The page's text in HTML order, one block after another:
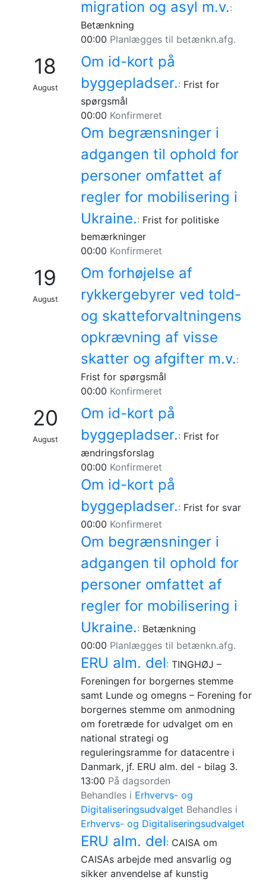
migration og asyl m.v.:
Betænkning
00:00 Planlægges til betænkn.afg.
18
August
Om id-kort på
byggepladser.: Frist for
spørgsmål
00:00 Konfirmeret
Om begrænsninger i
adgangen til ophold for
personer omfattet af
regler for mobilisering i
Ukraine.: Frist for politiske
bemærkninger
00:00 Konfirmeret
19
August
Om forhøjelse af
rykkergebyrer ved told-
og skatteforvaltningens
opkrævning af visse
skatter og afgifter m.v.:
Frist for spørgsmål
00:00 Konfirmeret
20
August
Om id-kort på
byggepladser.: Frist for
ændringsforslag
00:00 Konfirmeret
Om id-kort på
byggepladser.: Frist for svar
00:00 Konfirmeret
Om begrænsninger i
adgangen til ophold for
personer omfattet af
regler for mobilisering i
Ukraine.: Betænkning
00:00 Planlægges til betænkn.afg.
ERU alm. del: TINGHØJ –
Foreningen for borgernes stemme
samt Lunde og omegns – Forening for
borgernes stemme om anmodning
om foretræde for udvalget om en
national strategi og
reguleringsramme for datacentre i
Danmark, jf. ERU alm. del - bilag 3.
13:00 På dagsorden
Behandles i Erhvervs- og
Digitaliseringsudvalget Behandles i
Erhvervs- og Digitaliseringsudvalget
ERU alm. del: CAISA om
CAISAs arbejde med ansvarlig og
sikker anvendelse af kunstig